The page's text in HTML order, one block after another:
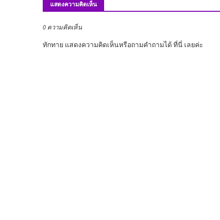
แสดงความคิดเห็น
0 ความคิดเห็น
ทักทาย แสดงความคิดเห็นหรือถามคำถามได้ ที่นี่ เลยค่ะ